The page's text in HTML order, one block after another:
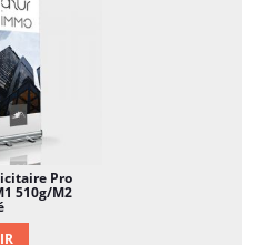
:
publicitaire Eco est
et des procédés
soulignant votre
sac de transport
Pro
510g/m2